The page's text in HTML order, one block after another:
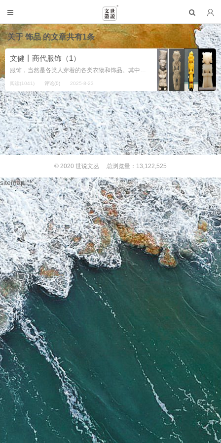
关于饰品的文章共有1条
文健丨商代服饰（1）
服饰，当然是各类人穿着的各类衣物和饰品。其中文化表达、社会价值往往成为礼仪性的服饰标杆。本文的开始，就从礼节讲起吧。 礼节一般是上一辈人形成的最显眼之行为规范。当然有时候还有某些人随机限定的行为规范，这不是我们本文研究的...
阅读(1041) 评论(0) 2025-8-23
© 2020 世说文丛 总浏览量：13,122,525
sitemap